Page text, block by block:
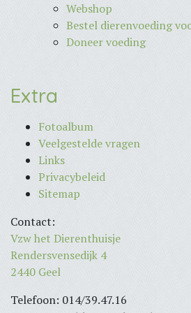
Webshop
Bestel dierenvoeding
Doneer voeding
Extra
Fotoalbum
Veelgestelde vragen
Links
Privacybeleid
Sitemap
Contact:
Vzw het Dierenthuisje
Rendersvensedijk 4
2440 Geel
Telefoon: 014/39.47.16